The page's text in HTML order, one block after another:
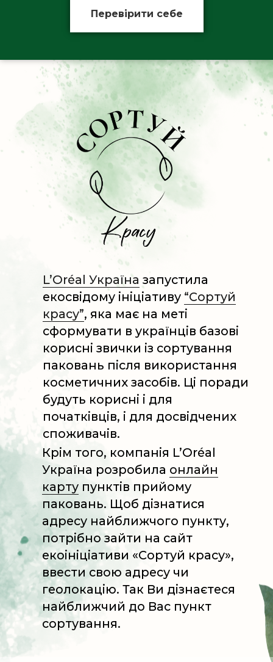
Перевірити себе
початківців, і для досвідчених
карту пунктів прийому
паковань. Щоб дізнатися
адресу найближчого пункту,
потрібно зайти на сайт
екоініціативи «Сортуй красу»,
ввести свою адресу чи
геолокацію. Так Ви дізнаєтеся
найближчий до Вас пункт
сортування.
Засоби для догляду за шкірою
Роликові дезодоранти-
антиперспіранти
Засоби для зняття макіяжу
(міцелярна вода, тоніки)
Засоби для догляду за волоссям
(шампуні, бальзами-ополіскувачі,
маски)
Пластикові флакони
Як сортувати?
Перед сортуванням зніміть етикетку,
промийте водою паковання від
залишків продукту, висушіть та
стисніть
Помістіть пляшку/банку та її кришку
в контейнер для пластику